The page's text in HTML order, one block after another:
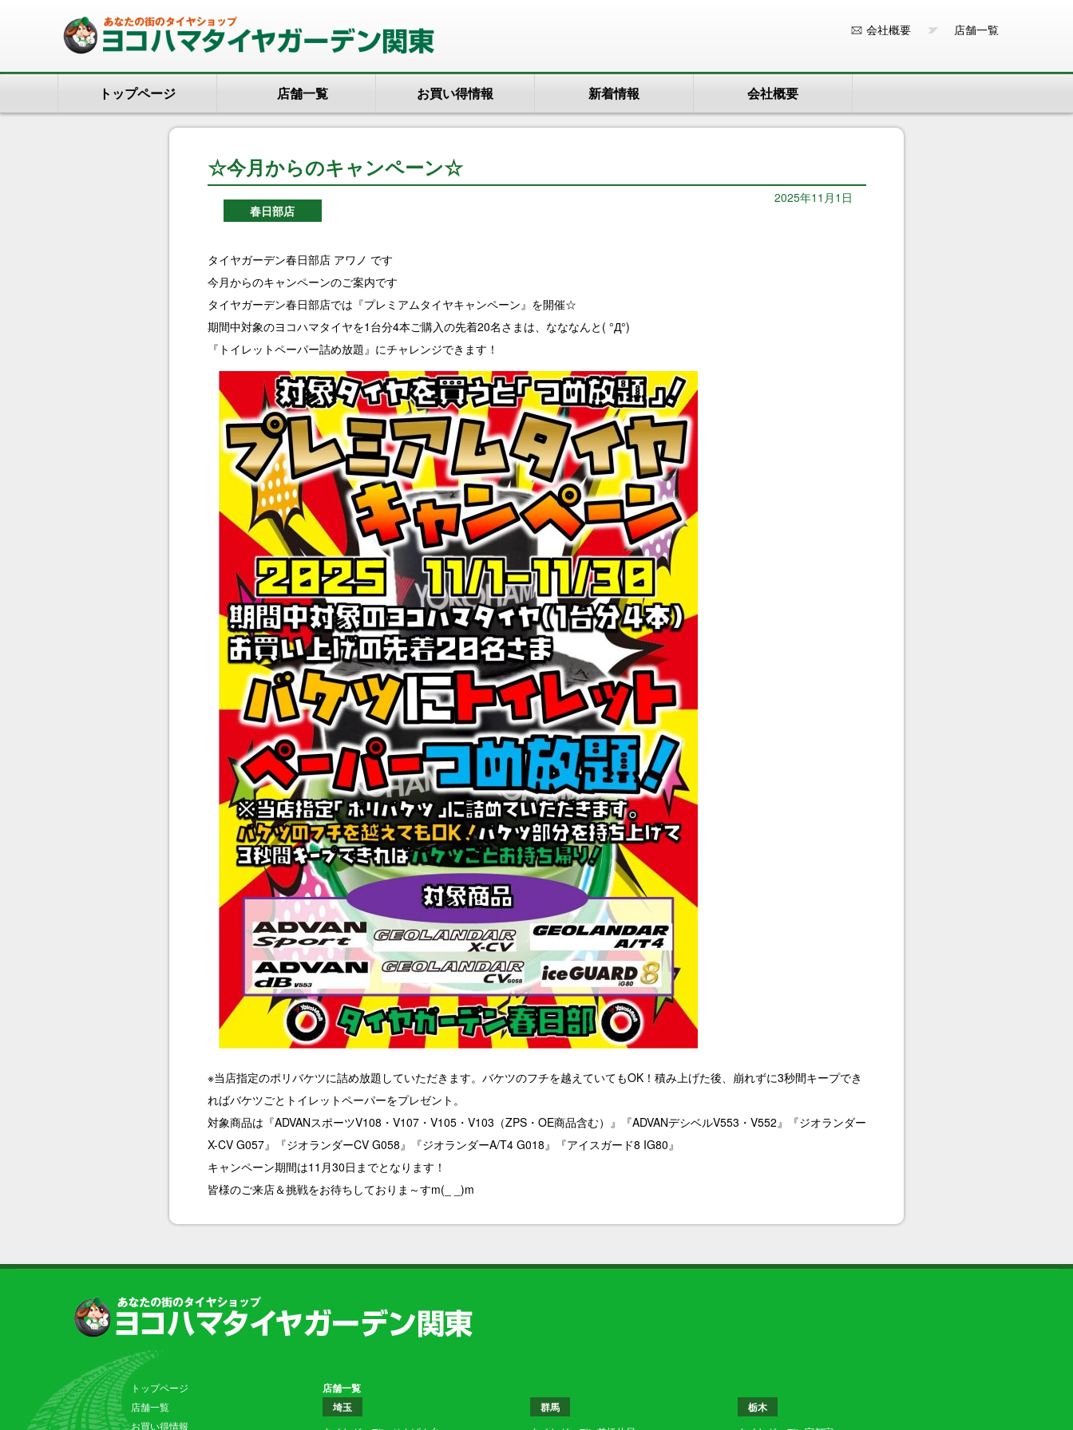
店舗一覧
会社概要
トップページ 店舗一覧 お買い得情報 新着情報 会社概要
☆今月からのキャンペーン☆
春日部店
2025年11月1日
タイヤガーデン春日部店 アワノ です
今月からのキャンペーンのご案内です
タイヤガーデン春日部店では『プレミアムタイヤキャンペーン』を開催☆
期間中対象のヨコハマタイヤを1台分4本ご購入の先着20名さまは、なななんと( °Д°)
『トイレットペーパー詰め放題』にチャレンジできます！
※当店指定のポリバケツに詰め放題していただきます。バケツのフチを越えていてもOK！積み上げた後、崩れずに3秒間キープでき
ればバケツごとトイレットペーパーをプレゼント。
対象商品は『ADVANスポーツV108・V107・V105・V103（ZPS・OE商品含む）』『ADVANデシベルV553・V552』『ジオランダー
X-CV G057』『ジオランダーCV G058』『ジオランダーA/T4 G018』『アイスガード8 IG80』
キャンペーン期間は11月30日までとなります！
皆様のご来店＆挑戦をお待ちしておりま～すm(_ _)m
トップページ
店舗一覧
お買い得情報
店舗一覧
埼玉
群馬 栃木